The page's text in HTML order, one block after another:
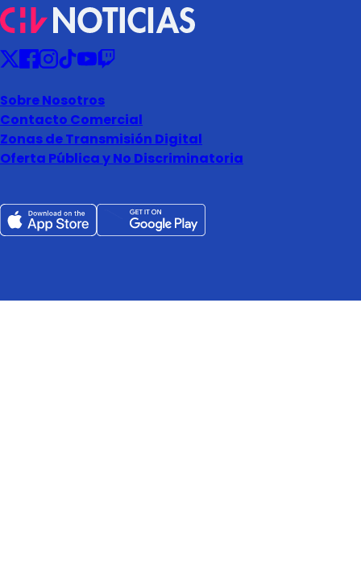
Sobre Nosotros
Contacto Comercial
Zonas de Transmisión Digital
Oferta Pública y No Discriminatoria